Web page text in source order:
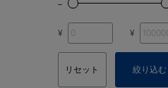
¥ ¥
リセット 絞り込む